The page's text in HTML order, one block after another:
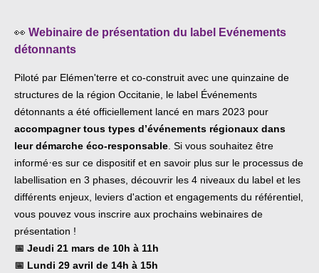
👀 Webinaire de présentation du label Evénements
détonnants
Piloté par Elémen'terre et co-construit avec une quinzaine de
structures de la région Occitanie, le label Événements
détonnants a été officiellement lancé en mars 2023 pour
accompagner tous types d’événements régionaux dans
leur démarche éco-responsable . Si vous souhaitez être
informé·es sur ce dispositif et en savoir plus sur le processus de
labellisation en 3 phases, découvrir les 4 niveaux du label et les
différents enjeux, leviers d'action et engagements du référentiel,
vous pouvez vous inscrire aux prochains webinaires de
présentation !
📅 Jeudi 21 mars de 10h à 11h
📅 Lundi 29 avril de 14h à 15h